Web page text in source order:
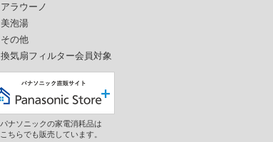
アラウーノ
美泡湯
その他
換気扇フィルター会員対象
パナソニックの家電消耗品は
こちらでも販売しています。